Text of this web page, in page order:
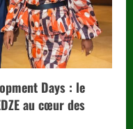
Days : le
au cœur des